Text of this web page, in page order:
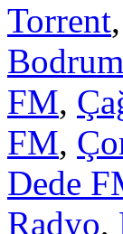
Torrent,
FM,
FM,
Dede
Radyo,